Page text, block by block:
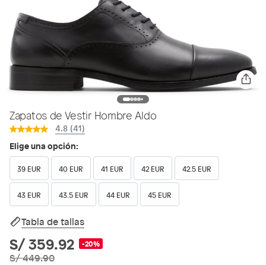
Zapatos de Vestir Hombre Aldo
4.8 (41)
Elige una opción:
39 EUR 40 EUR 41 EUR 42 EUR 42.5 EUR
43 EUR 43.5 EUR 44 EUR 45 EUR
Tabla de tallas
S/ 359.92 -20%
S/ 449.90